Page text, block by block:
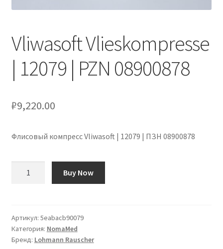
Оформление заказа
Подтверждение заказа
Скидки
Vliwasoft Vlieskompresse
| 12079 | PZN 08900878
₽9,220.00
Флисовый компресс Vliwasoft | 12079 | ПЗН 08900878
|
12079
|
Buy Now
Артикул: 5eabacb90079
Категория: NomaMed
Бренд: Lohmann Rauscher